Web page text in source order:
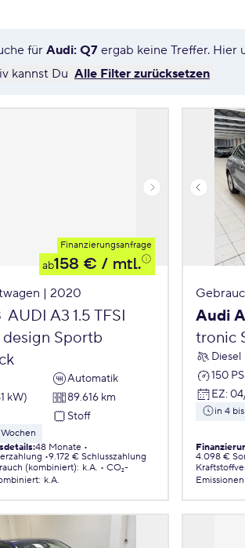
fürAudi: Q7 ergab keine Treffer. Hier
kannst Du Alle Filter zurücksetzen
Finanzierungsanfrage
ab158 € / mtl.
| 2020
AUDI A3 1.5 TFSI
design Sportb
Automatik
kW)
89.616 km
Stoff
:48 Monate
9.172 € Schlusszahlung
(kombiniert): k.A.
CO₂-
: k.A.
Audi
tronic
Diesel
150
EZ:
in 4
4.098 €
Emissionen